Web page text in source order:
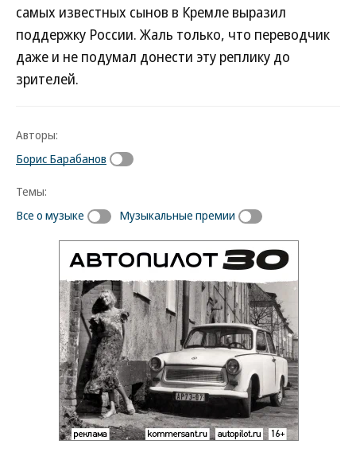
самых известных сынов в Кремле выразил
поддержку России. Жаль только, что переводчик
даже и не подумал донести эту реплику до
зрителей.
Авторы:
Борис Барабанов
Темы:
Все о музыке
Музыкальные премии